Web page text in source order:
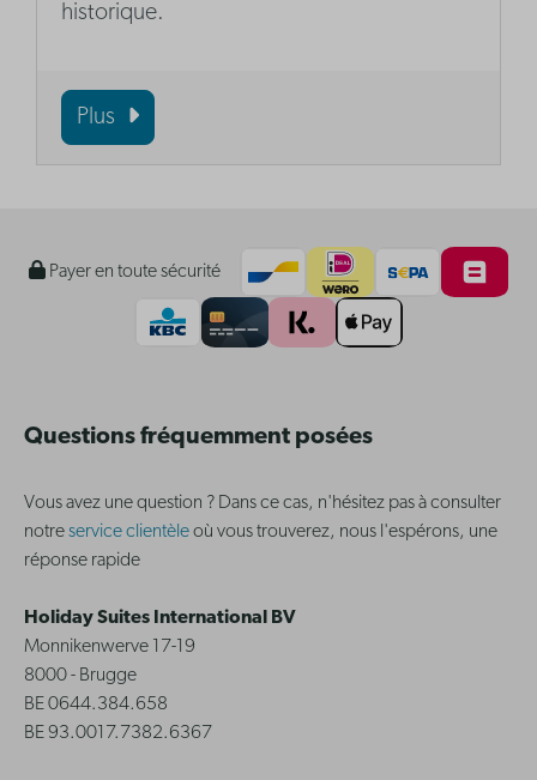
historique.
Plus
Payer en toute sécurité
Questions fréquemment posées
Vous avez une question ? Dans ce cas, n'hésitez pas à consulter
notreservice clientèleoù vous trouverez, nous l'espérons, une
réponse rapide
Holiday Suites International BV
Monnikenwerve 17-19
8000 - Brugge
BE 0644.384.658
BE 93.0017.7382.6367